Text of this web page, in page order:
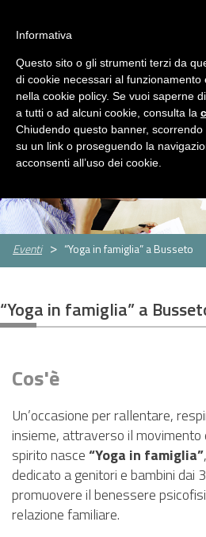
MENU
Servizi Rassegna
Eventi “Yoga in famiglia” a Busseto
“Yoga in famiglia” a
Cos'è
Un’occasione per rallentare,
insieme, attraverso il movimento
spirito nasce“Yoga in famiglia”
dedicato a genitori e bambini dai
promuovere il benessere
relazione familiare.
CHI
SIAMO
SERVIZI
Servizio
Sociale
Centro
per
famiglie
Strutture
per
Sportello
assistenti
CONCORSI
GARE
Concorsi
gare
Concorsi
gare
AMMINISTRAZIONE
TRASPARENTE
PNRR
Cos'è
PNRR
Progetti
Allegati
EVENTI
CONTATTI
Informativa
Questo sito o gli strumenti terzi da
di cookie necessari al
nella cookie policy. Se vuoi saperne
a tutti o ad alcuni cookie, consulta la
Chiudendo questo banner,
su un link o proseguendo la
acconsenti all’uso dei cookie.